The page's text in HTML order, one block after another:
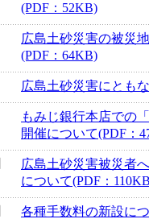
(PDF：52KB)
広島土砂災害の被災
(PDF：64KB)
広島土砂災害にとも
もみじ銀行本店での
開催について(PDF：
広島土砂災害被災者
について(PDF：
各種手数料の新設に